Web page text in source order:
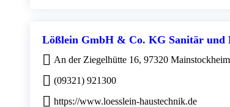
Lößlein GmbH & Co. KG Sanitär und
An der Ziegelhütte 16, 97320 Mainstockheim
(09321) 921300
https://www.loesslein-haustechnik.de